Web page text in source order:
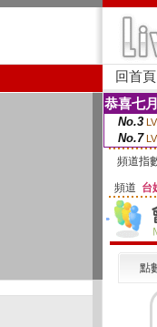
回首頁
恭喜七
No.3
No.7
頻道指
頻道 台
點